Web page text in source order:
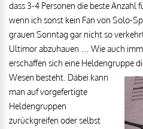
dass 3-4 Personen die beste Anzahl
wenn ich sonst kein Fan von Solo-
grauen Sonntag gar nicht so
Ultimor abzuhauen … Wie auch
erschaffen sich eine Heldengruppe
Wesen besteht. Dabei kann
man auf vorgefertigte
Heldengruppen
zurückgreifen oder selbst